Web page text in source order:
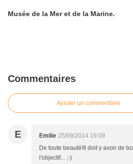
Musée de la Mer et de la Marine.
Commentaires
Ajouter un commentaire
E Emilie 25/09/2014 19:09
De toute beauté!Il doit y avoir de
l'objectif... ;-)